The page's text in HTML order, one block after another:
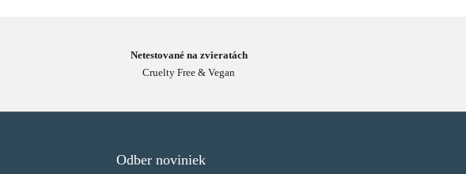
Netestované na zvieratách
Cruelty Free & Vegan
Odber noviniek